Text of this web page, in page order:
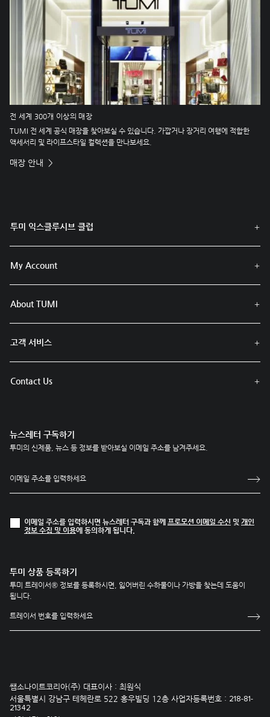
전 세계 300개 이상의 매장
TUMI 전 세계 공식 매장을 찾아보실 수 있습니다. 가깝거나 장거리 여행에 적합한
액세서리 및 라이프스타일 컬렉션을 만나보세요.
매장 안내
투미 익스클루시브 클럽
My Account
About TUMI
고객 서비스
Contact Us
뉴스레터 구독하기
투미의 신제품, 뉴스 등 정보를 받아보실 이메일 주소를 남겨주세요.
이메일 주소를 입력하시면 뉴스레터 구독과 함께 프로모션 이메일 수신 및 개인
정보 수집 및 이용에 동의하게 됩니다.
투미 상품 등록하기
투미 트레이서® 정보를 등록하시면, 잃어버린 수하물이나 가방을 찾는데 도움이
됩니다.
쌤소나이트코리아(주) 대표이사 : 최원식
서울특별시 강남구 테헤란로 522 홍우빌딩 12층 사업자등록번호 : 218-81-
21342